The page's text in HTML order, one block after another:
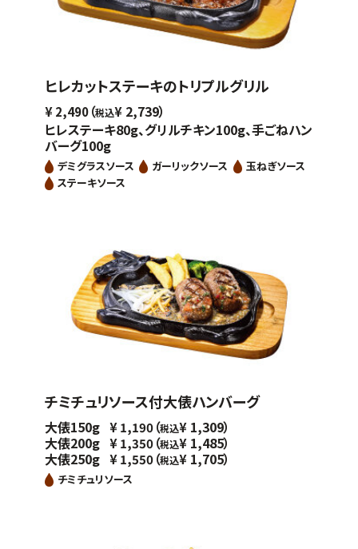
ヒレカットステーキのトリプルグリル
¥2,490（税込¥2,739）
ヒレステーキ80g、グリルチキン100g、手ごねハン
バーグ100g
デミグラスソース ガーリックソース
玉ねぎソース
ステーキソース
チミチュリソース付大俵ハンバーグ
大俵150g ¥1,190（税込¥1,309）
大俵200g ¥1,350（税込¥1,485）
大俵250g ¥1,550（税込¥1,705）
チミチュリソース